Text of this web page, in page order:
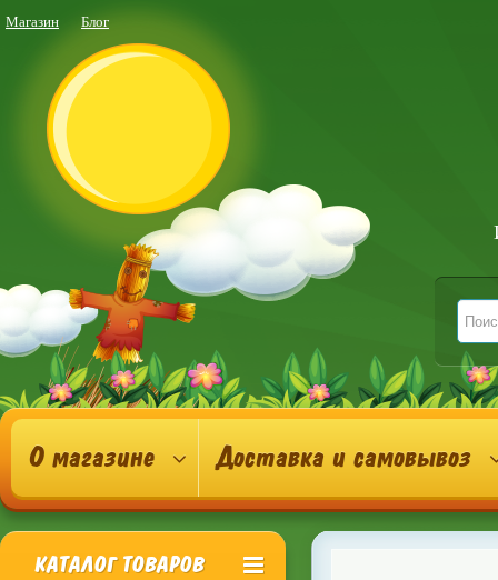
Магазин Блог
О магазине Доставка и самовывоз
КАТАЛОГ ТОВАРОВ